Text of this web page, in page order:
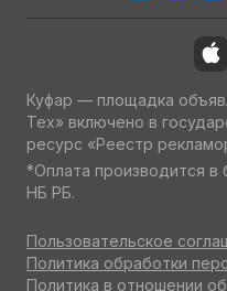
Куфар — площадка
Тех» включено в
ресурс «Реестр
*Оплата производится в
НБ РБ.
Пользовательское
Политика обработки
Политика в отношении